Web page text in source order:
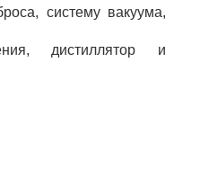
систему вакуума,
дистиллятор и